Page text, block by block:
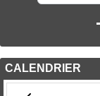
CALENDRIER